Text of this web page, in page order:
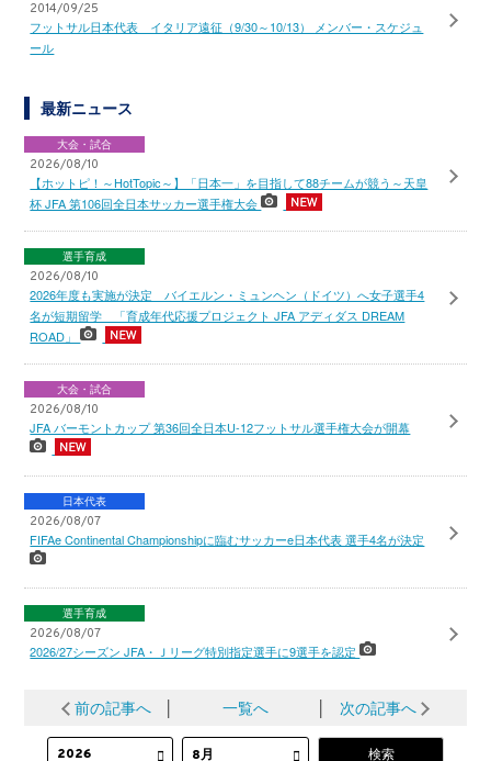
2014/09/25
フットサル日本代表 イタリア遠征（9/30～10/13） メンバー・スケジュ
ール
最新ニュース
大会・試合
2026/08/10
【ホットピ！～HotTopic～】「日本一」を目指して88チームが競う～天皇
杯 JFA 第106回全日本サッカー選手権大会
選手育成
2026/08/10
2026年度も実施が決定 バイエルン・ミュンヘン（ドイツ）へ女子選手4
名が短期留学 「育成年代応援プロジェクト JFA アディダス DREAM
ROAD」
大会・試合
2026/08/10
JFA バーモントカップ 第36回全日本U-12フットサル選手権大会が開幕
日本代表
2026/08/07
FIFAe Continental Championshipに臨むサッカーe日本代表 選手4名が決定
選手育成
2026/08/07
2026/27シーズン JFA・Ｊリーグ特別指定選手に9選手を認定
前の記事へ 一覧へ 次の記事へ